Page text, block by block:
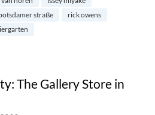
straße
rick owens
The Gallery Store in